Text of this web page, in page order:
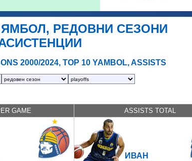
ЯМБОЛ, РЕДОВНИ СЕЗОНИ
АСИСТЕНЦИИ
2000/2024, TOP 10 YAMBOL, ASSISTS
GAME ASSISTS TOTAL
ИВАН